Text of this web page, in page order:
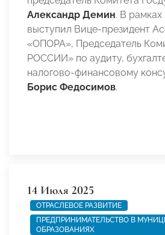
Александр Демин. В
выступил Вице-президент
«ОПОРА», Председатель
РОССИИ» по аудиту,
налогово-финансовому
Борис Федосимов.
14 Июля 2025
ОТРАСЛЕВОЕ РАЗВИТИЕ
ПРЕДПРИНИМАТЕЛЬСТВО В
ОБРАЗОВАНИЯХ